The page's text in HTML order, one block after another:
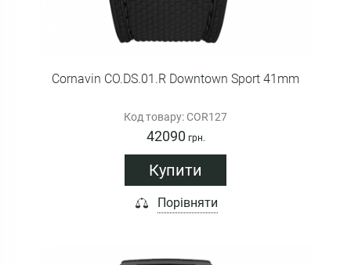
Cornavin CO.DS.01.R Downtown Sport 41mm
Код товару: COR127
42090 грн.
Купити
Порівняти